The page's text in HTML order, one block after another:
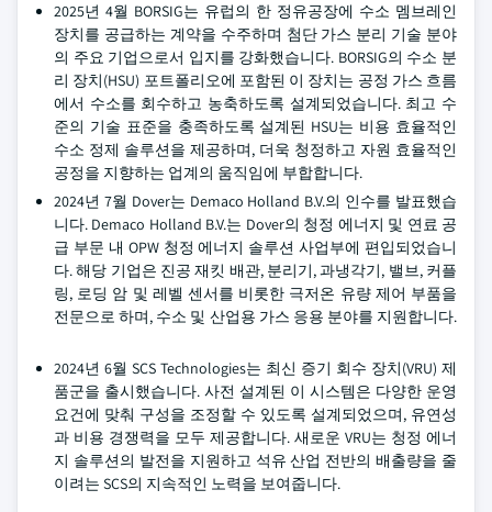
2025년 4월 BORSIG는 유럽의 한 정유공장에 수소 멤브레인
장치를 공급하는 계약을 수주하며 첨단 가스 분리 기술 분야
의 주요 기업으로서 입지를 강화했습니다. BORSIG의 수소 분
리 장치(HSU) 포트폴리오에 포함된 이 장치는 공정 가스 흐름
에서 수소를 회수하고 농축하도록 설계되었습니다. 최고 수
준의 기술 표준을 충족하도록 설계된 HSU는 비용 효율적인
수소 정제 솔루션을 제공하며, 더욱 청정하고 자원 효율적인
공정을 지향하는 업계의 움직임에 부합합니다.
2024년 7월 Dover는 Demaco Holland B.V.의 인수를 발표했습
니다. Demaco Holland B.V.는 Dover의 청정 에너지 및 연료 공
급 부문 내 OPW 청정 에너지 솔루션 사업부에 편입되었습니
다. 해당 기업은 진공 재킷 배관, 분리기, 과냉각기, 밸브, 커플
링, 로딩 암 및 레벨 센서를 비롯한 극저온 유량 제어 부품을
전문으로 하며, 수소 및 산업용 가스 응용 분야를 지원합니다.
2024년 6월 SCS Technologies는 최신 증기 회수 장치(VRU) 제
품군을 출시했습니다. 사전 설계된 이 시스템은 다양한 운영
요건에 맞춰 구성을 조정할 수 있도록 설계되었으며, 유연성
과 비용 경쟁력을 모두 제공합니다. 새로운 VRU는 청정 에너
지 솔루션의 발전을 지원하고 석유 산업 전반의 배출량을 줄
이려는 SCS의 지속적인 노력을 보여줍니다.